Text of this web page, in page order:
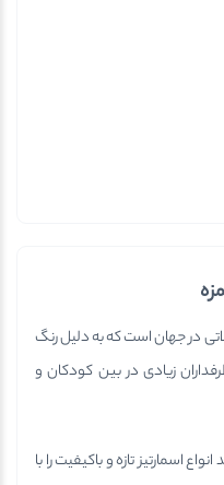
در جهان است که به دلیل رنگ
زیادی در بین کودکان و
اسمارتیز تازه و باکیفیت را با